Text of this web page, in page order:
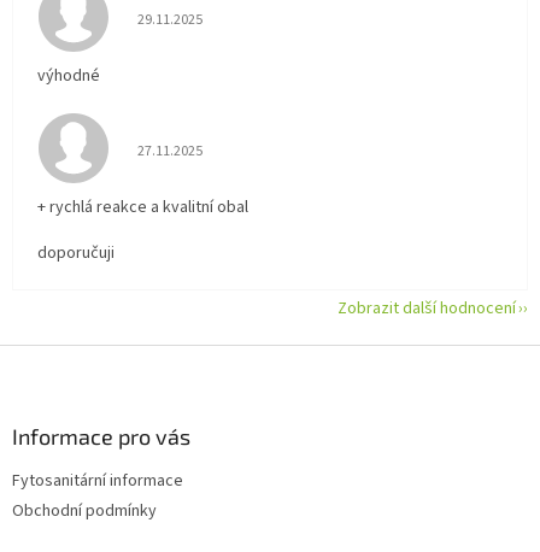
Hodnocení obchodu je 5 z 5 hvězdiček.
29.11.2025
výhodné
Hodnocení obchodu je 5 z 5 hvězdiček.
27.11.2025
+ rychlá reakce a kvalitní obal
doporučuji
Zobrazit další hodnocení
Informace pro vás
Fytosanitární informace
Obchodní podmínky